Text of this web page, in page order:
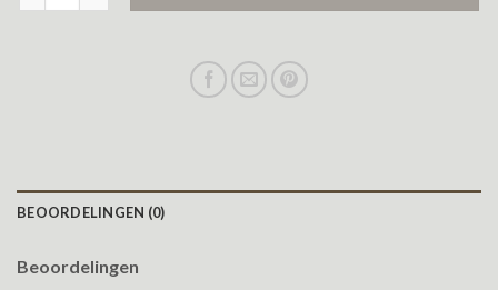
BEOORDELINGEN (0)
Beoordelingen